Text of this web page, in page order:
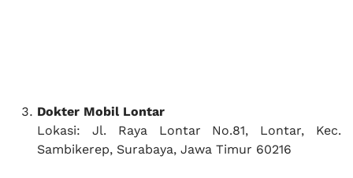
Dokter Mobil Lontar
Lokasi: Jl. Raya Lontar No.81, Lontar, Kec.
Sambikerep, Surabaya, Jawa Timur 60216